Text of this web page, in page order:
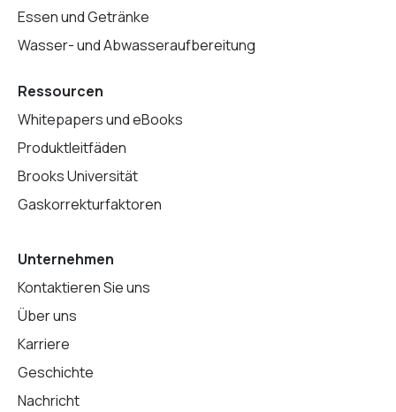
Essen und Getränke
Wasser- und Abwasseraufbereitung
Ressourcen
Whitepapers und eBooks
Produktleitfäden
Brooks Universität
Gaskorrekturfaktoren
Unternehmen
Kontaktieren Sie uns
Über uns
Karriere
Geschichte
Nachricht